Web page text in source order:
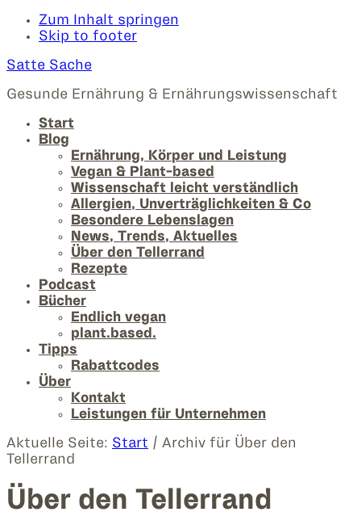
Zum Inhalt springen
Skip to footer
Satte Sache
Gesunde Ernährung & Ernährungswissenschaft
Start
Blog
Ernährung, Körper und Leistung
Vegan & Plant-based
Wissenschaft leicht verständlich
Allergien, Unverträglichkeiten & Co
Besondere Lebenslagen
News, Trends, Aktuelles
Über den Tellerrand
Rezepte
Podcast
Bücher
Endlich vegan
plant.based.
Tipps
Rabattcodes
Über
Kontakt
Leistungen für Unternehmen
Aktuelle Seite: Start / Archiv für Über den
Tellerrand
Über den Tellerrand